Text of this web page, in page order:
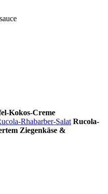
Kokos-Creme
Rucola-
Ziegenkäse &